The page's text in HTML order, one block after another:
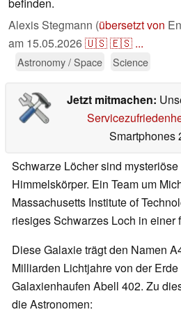
Alexis Stegmann (übersetzt von
am 15.05.2026🇺🇸🇪🇸 ...
Astronomy / Space Science
Jetzt mitmachen:
Smartphones
Schwarze Löcher sind
Himmelskörper. Ein Team um
Massachusetts Institute of
riesiges Schwarzes Loch in einer
Diese Galaxie trägt den Namen
Milliarden Lichtjahre von der
Galaxienhaufen Abell 402. Zu
die Astronomen: